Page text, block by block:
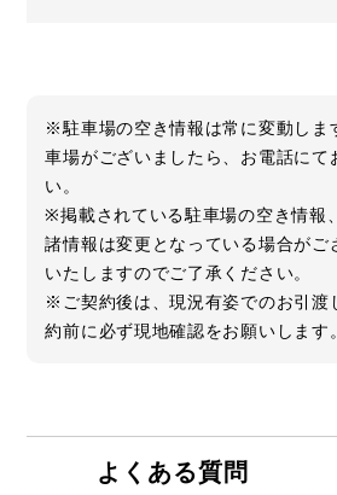
※駐車場の空き情報は常に変動しま
車場がございましたら、お電話にて
い。
※掲載されている駐車場の空き情報
諸情報は変更となっている場合がご
いたしますのでご了承ください。
※ご契約後は、現況有姿でのお引渡
約前に必ず現地確認をお願いします。
よくある質問